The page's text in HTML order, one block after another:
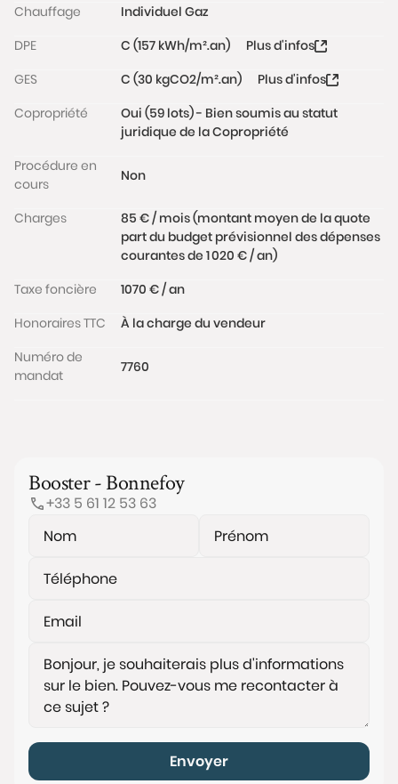
Chauffage
Individuel Gaz
DPE
C (157 kWh/m².an)
Plus d'infos
GES
C (30 kgCO2/m².an)
Plus d'infos
Copropriété
Oui (59 lots) - Bien soumis au statut
juridique de la Copropriété
Procédure en
cours
Non
Charges
85 € / mois (montant moyen de la quote
part du budget prévisionnel des dépenses
courantes de 1 020 € / an)
Taxe foncière
1070 € / an
Honoraires TTC
À la charge du vendeur
Numéro de
mandat
7760
Booster - Bonnefoy
+33 5 61 12 53 63
Envoyer